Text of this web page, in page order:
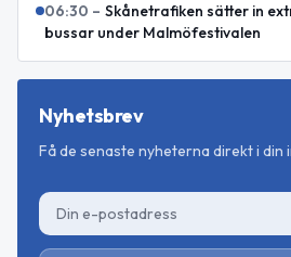
06:30 – Skånetrafiken sätter in
bussar under Malmöfestivalen
Nyhetsbrev
Få de senaste nyheterna direkt i din